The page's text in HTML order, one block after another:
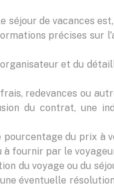
de vacances
précises sur
et du
redevances ou
du contrat, une
du prix
à fournir par le
du voyage ou du
éventuelle